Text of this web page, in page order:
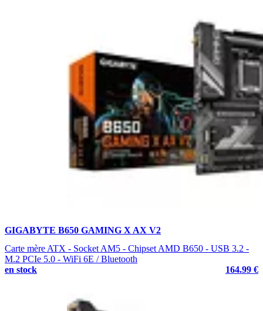
GIGABYTE B650 GAMING X AX V2
Carte mère ATX - Socket AM5 - Chipset AMD B650 - USB 3.2 -
M.2 PCIe 5.0 - WiFi 6E / Bluetooth
en stock
164.99 €